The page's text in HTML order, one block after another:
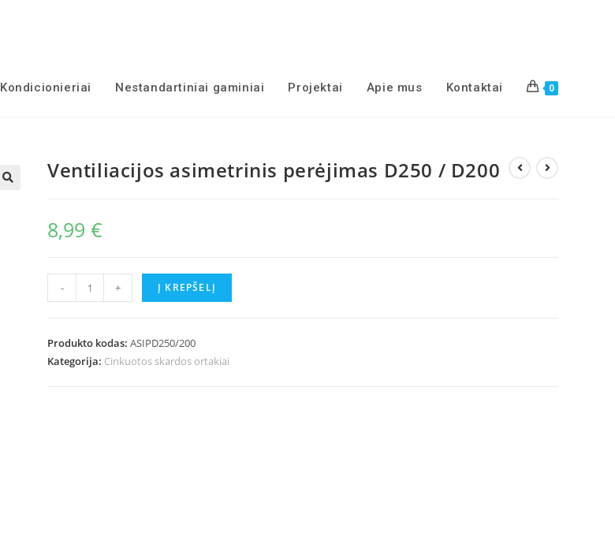
Kondicionieriai Nestandartiniai gaminiai Projektai Apie mus Kontaktai 0
Ventiliacijos asimetrinis perėjimas D250 / D200
8,99 €
produkto
kiekis:
asimetrinis
perėjimas
- + Į KREPŠELĮ
Produkto kodas: ASIPD250/200
Kategorija: Cinkuotos skardos ortakiai